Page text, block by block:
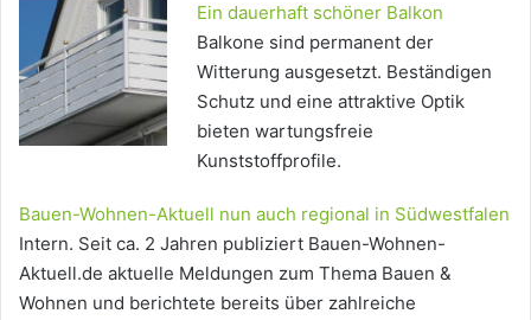
Ein dauerhaft schöner Balkon
Balkone sind permanent der
Witterung ausgesetzt. Beständigen
Schutz und eine attraktive Optik
bieten wartungsfreie
Kunststoffprofile.
Bauen-Wohnen-Aktuell nun auch regional in Südwestfalen
Intern. Seit ca. 2 Jahren publiziert Bauen-Wohnen-
Aktuell.de aktuelle Meldungen zum Thema Bauen &
Wohnen und berichtete bereits über zahlreiche